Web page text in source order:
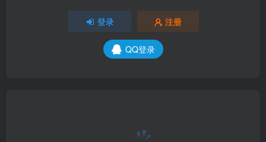
登录 注册
QQ登录